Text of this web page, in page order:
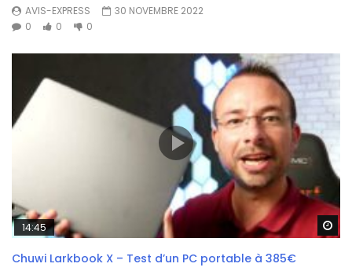
AVIS-EXPRESS
30 NOVEMBRE 2022
0
0 0
14:45
Chuwi Larkbook X – Test d’un PC portable à 385€